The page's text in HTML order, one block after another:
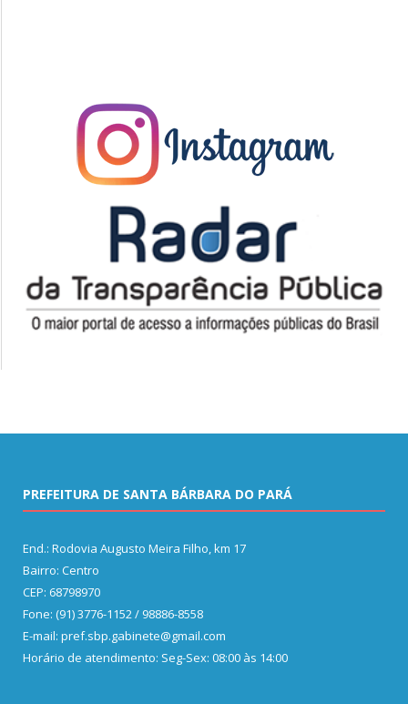
PREFEITURA DE SANTA BÁRBARA DO PARÁ
End.: Rodovia Augusto Meira Filho, km 17
Bairro: Centro
CEP: 68798970
Fone: (91) 3776-1152 / 98886-8558
E-mail: pref.sbp.gabinete@gmail.com
Horário de atendimento: Seg-Sex: 08:00 às 14:00